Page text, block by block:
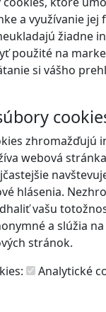
a využívanie jej
žiadne
použité na
si vášho
zhromažďujú
webová
hlásenia.
vašu
a slúžia
stránok.
Analytické
tolerancia
Technika
a kooperácia
bojujú
lekciou
akcii sa skrýva